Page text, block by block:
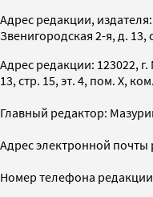
Адрес редакции,
Звенигородская 2-я, д. 13,
Адрес редакции: 123022,
13, стр. 15, эт. 4, пом. X,
Главный редактор:
Адрес электронной почты
Номер телефона